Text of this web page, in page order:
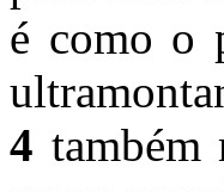
é como o
4 também